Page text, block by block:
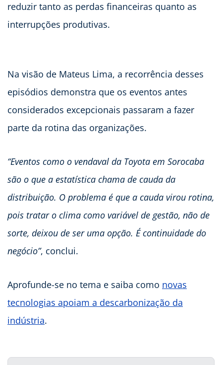
reduzir tanto as perdas financeiras quanto as
interrupções produtivas.
Na visão de Mateus Lima, a recorrência desses
episódios demonstra que os eventos antes
considerados excepcionais passaram a fazer
parte da rotina das organizações.
“Eventos como o vendaval da Toyota em Sorocaba
são o que a estatística chama de cauda da
distribuição. O problema é que a cauda virou rotina,
pois tratar o clima como variável de gestão, não de
sorte, deixou de ser uma opção. É continuidade do
negócio”, conclui.
Aprofunde-se no tema e saiba como novas
tecnologias apoiam a descarbonização da
indústria.